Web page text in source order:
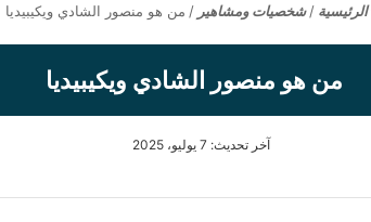
الرئيسية / شخصيات ومشاهير / من هو منصور الشادي ويكيبيديا
من هو منصور الشادي ويكيبيديا
آخر تحديث: 7 يوليو، 2025